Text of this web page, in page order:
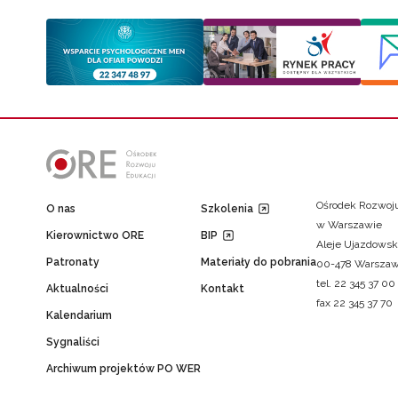
O nas
Kierownictwo ORE
Patronaty
Aktualności
Kalendarium
Sygnaliści
Archiwum projektów PO WER
Szkolenia
BIP
Materiały do pobrania
Kontakt
Ośrodek
w Warszawie
Aleje
00-478
tel. 22 345 37 00
fax 22 345 37 70